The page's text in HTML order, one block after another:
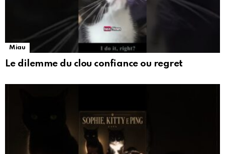
Miau
Le dilemme du clou confiance ou regret